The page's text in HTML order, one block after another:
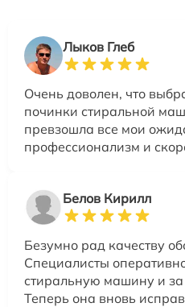
Лыков Глеб
Очень доволен, что
починки стиральной
превзошла все мои
профессионализм и
Белов Кирилл
Безумно рад качеству
Специалисты
стиральную машину и
Теперь она вновь